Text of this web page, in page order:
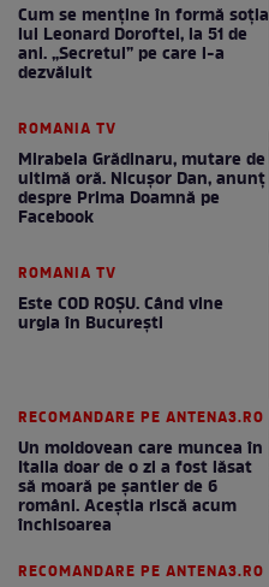
Cum se menţine în formă soţia
lui Leonard Doroftei, la 51 de
ani. „Secretul” pe care l-a
dezvăluit
ROMANIA TV
Mirabela Grădinaru, mutare de
ultimă oră. Nicuşor Dan, anunţ
despre Prima Doamnă pe
Facebook
ROMANIA TV
Este COD ROŞU. Când vine
urgia în Bucureşti
RECOMANDARE PE ANTENA3.RO
Un moldovean care muncea în
Italia doar de o zi a fost lăsat
să moară pe şantier de 6
români. Aceștia riscă acum
închisoarea
RECOMANDARE PE ANTENA3.RO